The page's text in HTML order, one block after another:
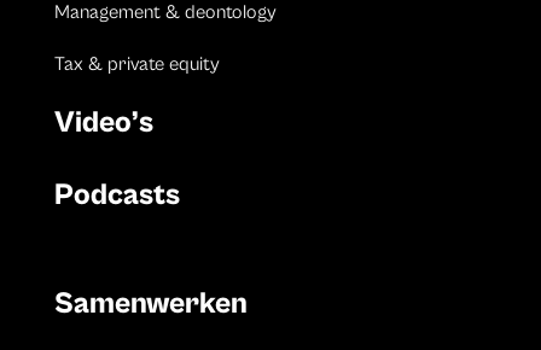
Management & deontology
Tax & private equity
Video’s
Podcasts
Samenwerken